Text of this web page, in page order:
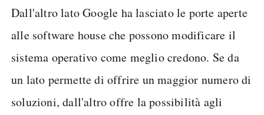
Dall'altro lato Google ha lasciato le porte aperte
alle software house che possono modificare il
sistema operativo come meglio credono. Se da
un lato permette di offrire un maggior numero di
soluzioni, dall'altro offre la possibilità agli